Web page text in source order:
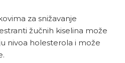
za snižavanje
žučnih kiselina može
nivoa holesterola i može